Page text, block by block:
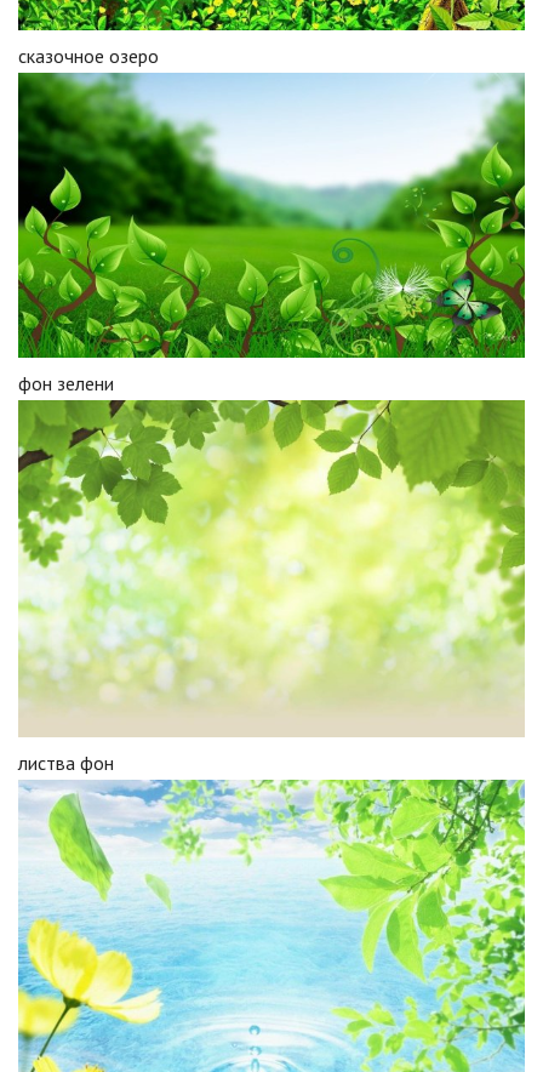
сказочное озеро
фон зелени
листва фон